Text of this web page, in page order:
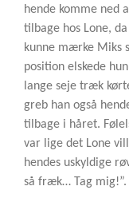
hende komme ned
tilbage hos Lone,
kunne mærke Miks
position elskede
lange seje træk
greb han også
tilbage i håret.
var lige det Lone
hendes uskyldige
så fræk… Tag mig!”.